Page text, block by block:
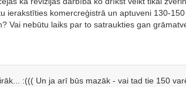
ierakstīties komercreģistrā un aptuveni 130-
Vai nebūtu laiks par to satraukties gan
:((( Un ja arī būs mazāk - vai tad tie 150